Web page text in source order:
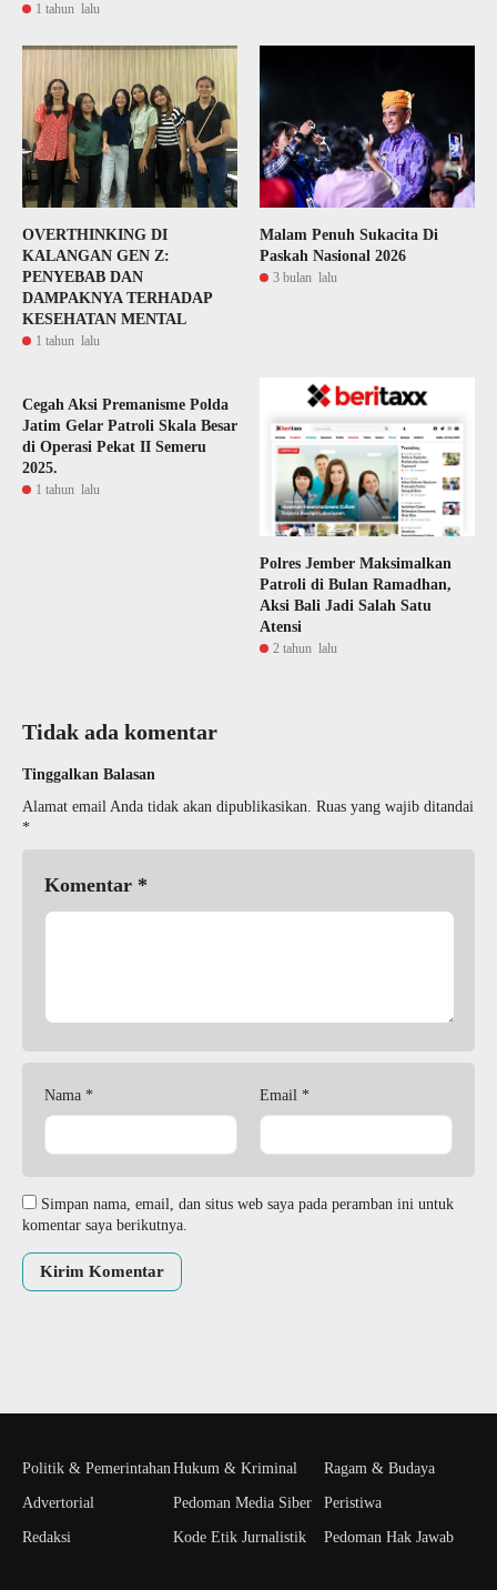
1 tahun lalu
OVERTHINKING DI
KALANGAN GEN Z:
PENYEBAB DAN
DAMPAKNYA TERHADAP
KESEHATAN MENTAL
1 tahun lalu
Malam Penuh Sukacita Di
Paskah Nasional 2026
3 bulan lalu
Cegah Aksi Premanisme Polda
Jatim Gelar Patroli Skala Besar
di Operasi Pekat II Semeru
2025.
1 tahun lalu
Polres Jember Maksimalkan
Patroli di Bulan Ramadhan,
Aksi Bali Jadi Salah Satu
Atensi
2 tahun lalu
Tidak ada komentar
Tinggalkan Balasan
Alamat email Anda tidak akan dipublikasikan. Ruas yang wajib ditandai
*
Komentar *
Nama * Email *
Simpan nama, email, dan situs web saya pada peramban ini untuk
komentar saya berikutnya.
Politik & Pemerintahan
Advertorial
Redaksi
Hukum & Kriminal
Pedoman Media Siber
Kode Etik Jurnalistik
Ragam & Budaya
Peristiwa
Pedoman Hak Jawab